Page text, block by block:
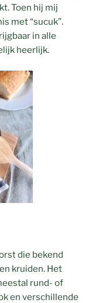
Toen hij mij
met “sucuk”.
in alle
heerlijk.
die bekend
kruiden. Het
rund- of
en verschillende